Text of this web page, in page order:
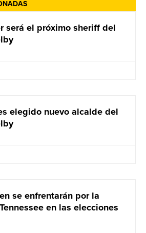
será el próximo sheriff del
elegido nuevo alcalde del
se enfrentarán por la
en las elecciones